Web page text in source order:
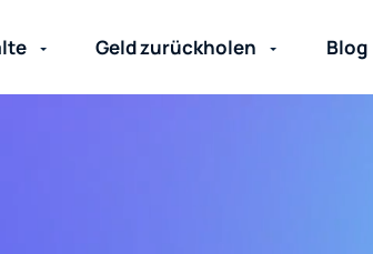
Geld zurückholen Blog